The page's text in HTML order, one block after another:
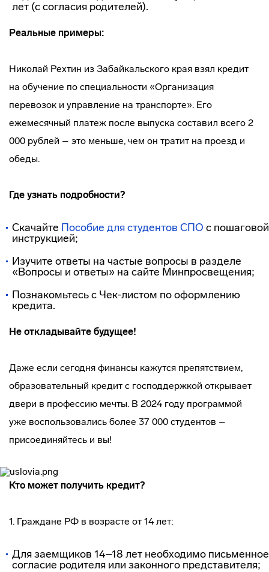
лет (с согласия родителей).
Реальные примеры:
Николай Рехтин из Забайкальского края взял кредит
на обучение по специальности «Организация
перевозок и управление на транспорте». Его
ежемесячный платеж после выпуска составил всего 2
000 рублей – это меньше, чем он тратит на проезд и
обеды.
Где узнать подробности?
Скачайте Пособие для студентов СПО с пошаговой
инструкцией;
Изучите ответы на частые вопросы в разделе
«Вопросы и ответы» на сайте Минпросвещения;
Познакомьтесь с Чек-листом по оформлению
кредита.
Не откладывайте будущее!
Даже если сегодня финансы кажутся препятствием,
образовательный кредит с господдержкой открывает
двери в профессию мечты. В 2024 году программой
уже воспользовались более 37 000 студентов –
присоединяйтесь и вы!
Кто может получить кредит?
1. Граждане РФ в возрасте от 14 лет:
Для заемщиков 14–18 лет необходимо письменное
согласие родителя или законного представителя;